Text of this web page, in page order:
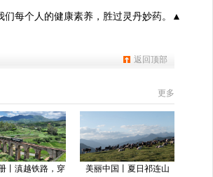
们每个人的健康素养，胜过灵丹妙药。▲
返回顶部